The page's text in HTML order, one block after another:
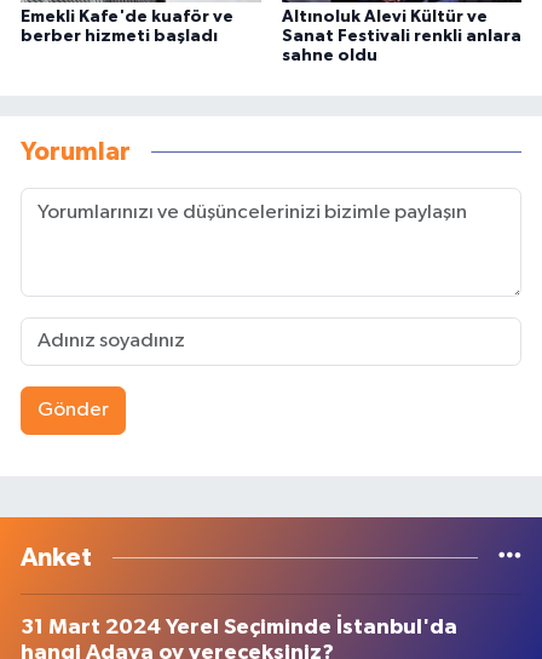
Emekli Kafe'de kuaför ve
berber hizmeti başladı
Altınoluk Alevi Kültür ve
Sanat Festivali renkli anlara
sahne oldu
Yorumlar
Gönder
Anket
31 Mart 2024 Yerel Seçiminde İstanbul'da
hangi Adaya oy vereceksiniz?